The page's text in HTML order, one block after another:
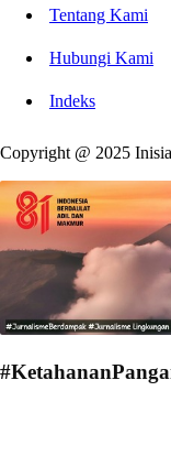
Tentang Kami
Hubungi Kami
Indeks
Copyright @ 2025